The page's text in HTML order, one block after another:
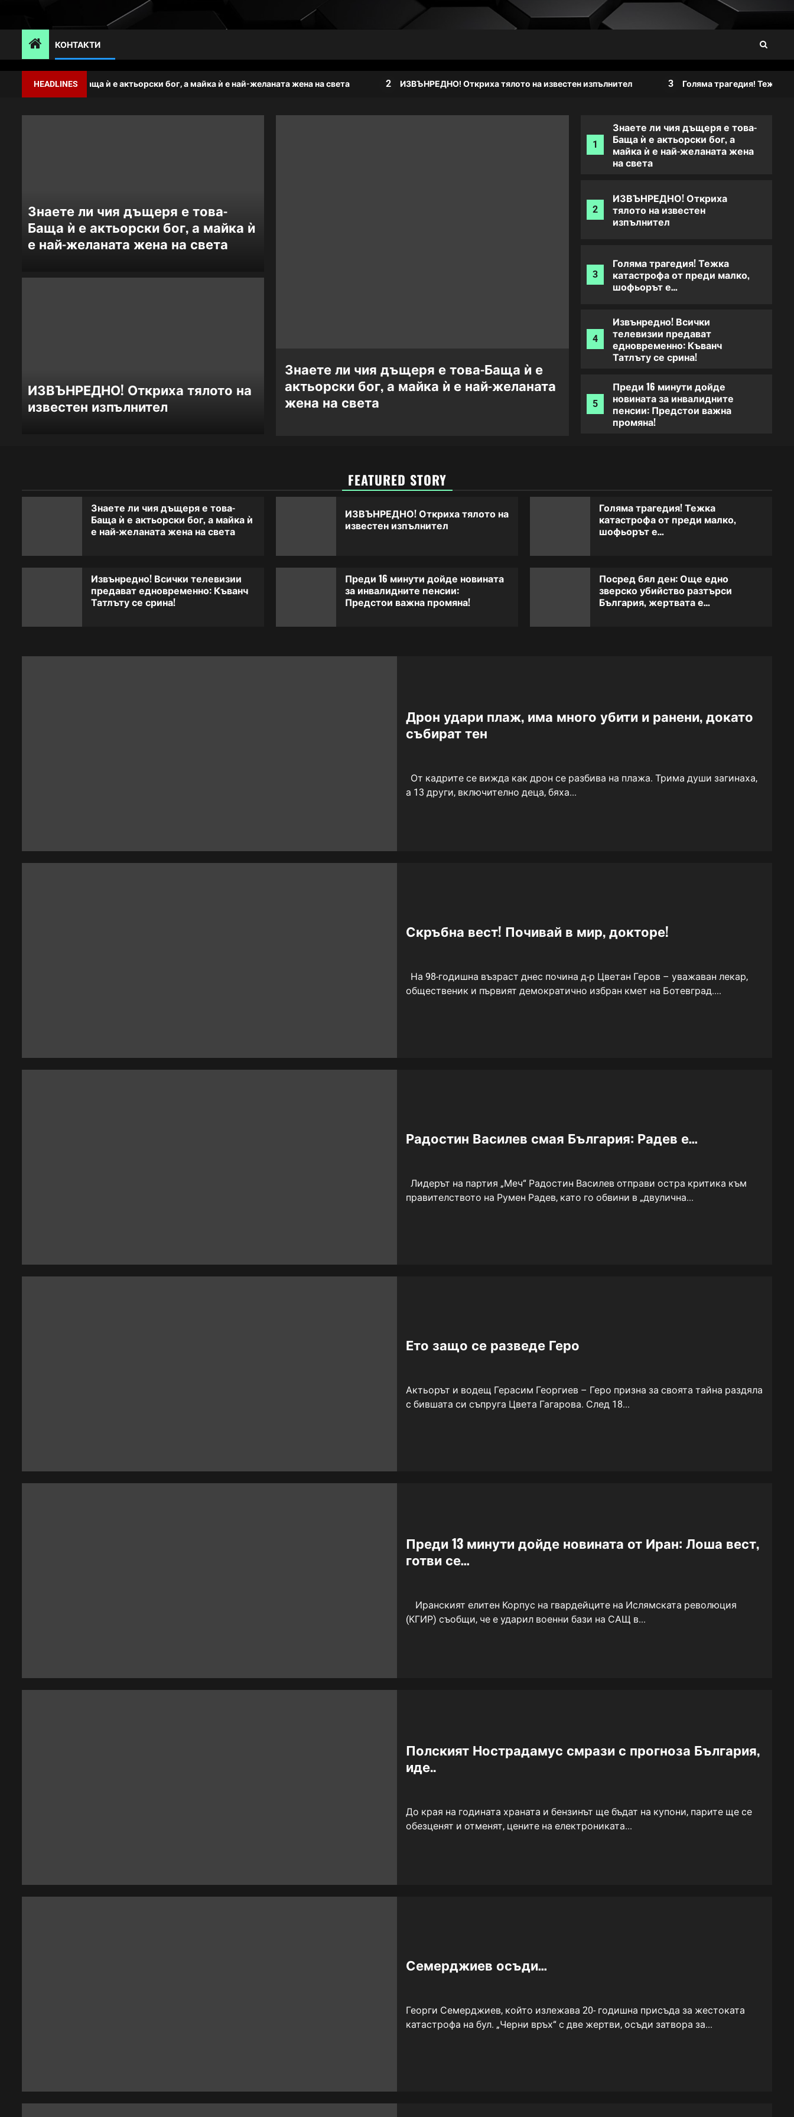
КОНТАКТИ
HEADLINES
е това-Баща ѝ е актьорски бог, а майка ѝ е най-желаната жена на света ИЗВЪНРЕДНО! Откриха тялото на известен изпълнител Голяма трагедия! Тежка
4
телевизии предават
едновременно: Къванч
Татлъту се срина!
5
Преди 16 минути дойде
новината за инвалидните
пенсии: Предстои важна
1
Знаете ли чия дъщеря е това-
Баща ѝ е актьорски бог, а
майка ѝ е най-желаната жена
на света
2
ИЗВЪНРЕДНО! Откриха
тялото на известен
изпълнител
3
Голяма трагедия! Тежка
катастрофа от преди малко,
шофьорът е…
4
Извънредно! Всички
телевизии предават
едновременно: Къванч
Татлъту се срина!
5
Преди 16 минути дойде
новината за инвалидните
пенсии: Предстои важна
промяна!
ИЗВЪНРЕДНО! Откриха
тялото на известен
Голяма трагедия! Тежка
катастрофа от преди малко,
шофьорът е…
Преди 16 минути дойде
новината за инвалидните
пенсии: Предстои важна
Знаете ли чия дъщеря е това-Баща ѝ е
актьорски бог, а майка ѝ е най-желаната
жена на света
известен изпълнител
Знаете ли чия дъщеря е това-
Баща ѝ е актьорски бог, а майка ѝ
е най-желаната жена на света
ИЗВЪНРЕДНО! Откриха тялото на
известен изпълнител
FEATURED STORY
Знаете ли чия дъщеря е това-
Баща ѝ е актьорски бог, а майка ѝ
е най-желаната жена на света
ИЗВЪНРЕДНО! Откриха тялото на
известен изпълнител
Голяма трагедия! Тежка
катастрофа от преди малко,
шофьорът е…
Извънредно! Всички телевизии
предават едновременно: Къванч
Татлъту се срина!
Преди 16 минути дойде новината
за инвалидните пенсии:
Предстои важна промяна!
Посред бял ден: Още едно
зверско убийство разтърси
България, жертвата е…
Дрон удари плаж, има много убити и ранени, докато
събират тен
От кадрите се вижда как дрон се разбива на плажа. Трима души загинаха,
а 13 други, включително деца, бяха...
Скръбна вест! Почивай в мир, докторе!
На 98-годишна възраст днес почина д-р Цветан Геров – уважаван лекар,
общественик и първият демократично избран кмет на Ботевград....
Радостин Василев смая България: Радев е…
Лидерът на партия „Меч“ Радостин Василев отправи остра критика към
правителството на Румен Радев, като го обвини в „двулична...
Ето защо се разведе Геро
Актьорът и водещ Герасим Георгиев – Геро призна за своята тайна раздяла
с бившата си съпруга Цвета Гагарова. След 18...
Преди 13 минути дойде новината от Иран: Лоша вест,
готви се…
Иранският елитен Корпус на гвардейците на Ислямската революция
(КГИР) съобщи, че е ударил военни бази на САЩ в...
Полският Нострадамус смрази с прогноза България,
иде..
До края на годината храната и бензинът ще бъдат на купони, парите ще се
обезценят и отменят, цените на електрониката...
Семерджиев осъди…
Георги Семерджиев, който излежава 20- годишна присъда за жестоката
катастрофа на бул. „Черни връх“ с две жертви, осъди затвора за...